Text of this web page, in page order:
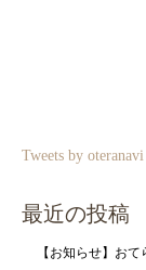
Tweets by oteranavi
最近の投稿
【お知らせ】お